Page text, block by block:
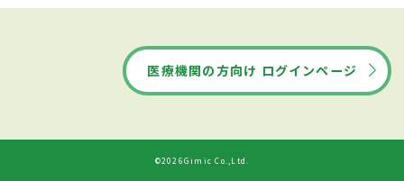
医療機関の方向け ログインページ
©2026Gimic Co.,Ltd.